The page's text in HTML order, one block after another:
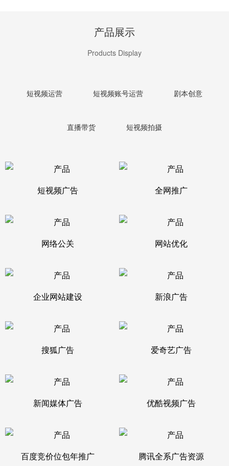
产品展示
Products Display
短视频运营 短视频账号运营 剧本创意
直播带货 短视频拍摄
短视频广告 全网推广
网络公关 网站优化
企业网站建设 新浪广告
搜狐广告 爱奇艺广告
新闻媒体广告 优酷视频广告
百度竞价位包年推广 腾讯全系广告资源